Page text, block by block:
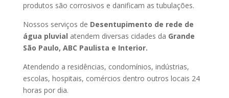
produtos são corrosivos e danificam as tubulações.
Nossos serviços de Desentupimento de rede de
água pluvial atendem diversas cidades da Grande
São Paulo, ABC Paulista e Interior.
Atendendo a residências, condomínios, indústrias,
escolas, hospitais, comércios dentro outros locais 24
horas por dia.